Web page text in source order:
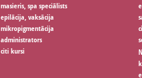
masieris, spa speciālists
epilācija, vaksācija
mikropigmentācija
administrators
citi kursi